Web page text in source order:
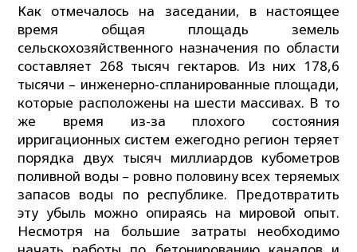
Как отмечалось на заседании, в настоящее
время общая площадь земель
сельскохозяйственного назначения по области
составляет 268 тысяч гектаров. Из них 178,6
тысячи – инженерно-спланированные площади,
которые расположены на шести массивах. В то
же время из-за плохого состояния
ирригационных систем ежегодно регион теряет
порядка двух тысяч миллиардов кубометров
поливной воды – ровно половину всех теряемых
запасов воды по республике. Предотвратить
эту убыль можно опираясь на мировой опыт.
Несмотря на большие затраты необходимо